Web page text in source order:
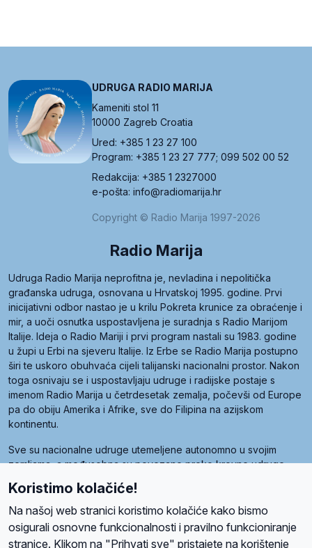
UDRUGA RADIO MARIJA
Kameniti stol 11
10000 Zagreb Croatia
Ured: +385 1 23 27 100
Program: +385 1 23 27 777; 099 502 00 52
Redakcija: +385 1 2327000
e-pošta: info@radiomarija.hr
Copyright © Radio Marija 1997-2026
Radio Marija
Udruga Radio Marija neprofitna je, nevladina i nepolitička
građanska udruga, osnovana u Hrvatskoj 1995. godine. Prvi
inicijativni odbor nastao je u krilu Pokreta krunice za obraćenje i
mir, a uoči osnutka uspostavljena je suradnja s Radio Marijom
Italije. Ideja o Radio Mariji i prvi program nastali su 1983. godine
u župi u Erbi na sjeveru Italije. Iz Erbe se Radio Marija postupno
širi te uskoro obuhvaća cijeli talijanski nacionalni prostor. Nakon
toga osnivaju se i uspostavljaju udruge i radijske postaje s
imenom Radio Marija u četrdesetak zemalja, počevši od Europe
pa do obiju Amerika i Afrike, sve do Filipina na azijskom
kontinentu.
Sve su nacionalne udruge utemeljene autonomno u svojim
zemljama, a međusobna su povezane preko krovne udruge
Radio Maria). Svjetsku obitelj utemeljilo je sedam članica, među
kojima je i hrvatska Udruga Radio Marija.
Koristimo kolačiće!
Na našoj web stranici koristimo kolačiće kako bismo
osigurali osnovne funkcionalnosti i pravilno funkcioniranje
stranice. Klikom na "Prihvati sve" pristajete na korištenje